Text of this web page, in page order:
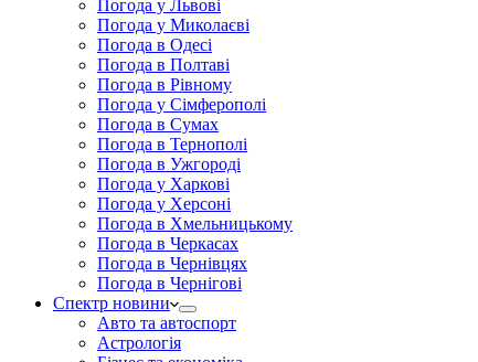
Погода у Львові
Погода у Миколаєві
Погода в Одесі
Погода в Полтаві
Погода в Рівному
Погода у Сімферополі
Погода в Сумах
Погода в Тернополі
Погода в Ужгороді
Погода у Харкові
Погода у Херсоні
Погода в Хмельницькому
Погода в Черкасах
Погода в Чернівцях
Погода в Чернігові
Спектр новини
Авто та автоспорт
Астрологія